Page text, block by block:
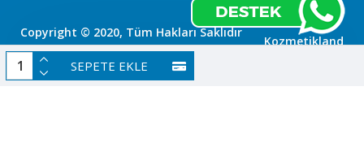
SEPETE EKLE
Copyright © 2020, Tüm Hakları Saklıdır
|
Kozmetikland